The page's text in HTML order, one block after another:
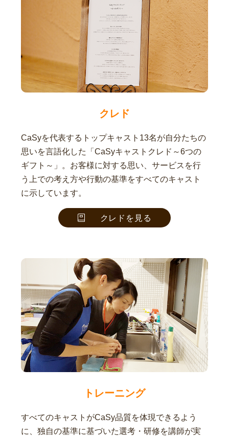
クレド
CaSyを代表するトップキャスト13名が自分たちの
思いを言語化した「CaSyキャストクレド～6つの
ギフト～」。お客様に対する思い、サービスを行
う上での考え方や行動の基準をすべてのキャスト
に示しています。
クレドを見る
トレーニング
すべてのキャストがCaSy品質を体現できるよう
に、独自の基準に基づいた選考・研修を講師が実